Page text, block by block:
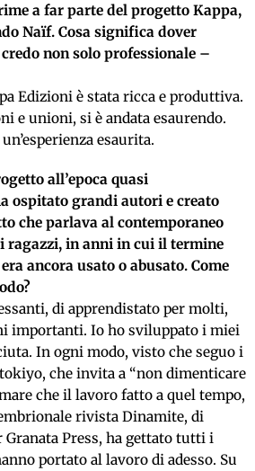
a far parte del progetto Kappa,
Naïf. Cosa significa dover
non solo professionale –
Edizioni è stata ricca e produttiva.
e unioni, si è andata esaurendo.
esaurita.
all’epoca quasi
ospitato grandi autori e creato
che parlava al contemporaneo
ragazzi, in anni in cui il termine
ancora usato o abusato. Come
di apprendistato per molti,
importanti. Io ho sviluppato i miei
In ogni modo, visto che seguo i
che invita a “non dimenticare
che il lavoro fatto a quel tempo,
rivista Dinamite, di
Press, ha gettato tutti i
portato al lavoro di adesso. Su